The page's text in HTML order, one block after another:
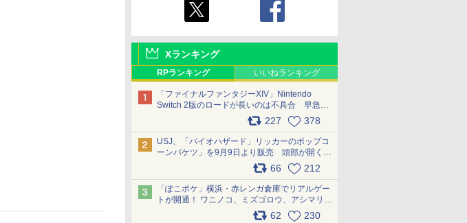
Xランキング
RPランキング いいねランキング
「ファイナルファンタジーXIV」Nintendo
Switch 2版のロードが長いのは不具合 早急に
アップデートできるよう対応中227 378
USJ、「バイオハザード」リッカーのポップコ
ーンバケツ」を9月9日より販売 頭部が開く仕
組み。味は恐怖を堪のう「味噌フレーバー」
66 212
「ぽこポケ」横浜・赤レンガ倉庫でリアルゲー
トが開通！ ワニノコ、ミズゴロウ、アシマリ登
場シーンをレポート pic.x.com/LDgEByVl6D
62 230